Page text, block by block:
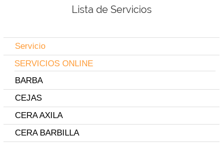
Lista de Servicios
Servicio
SERVICIOS ONLINE
BARBA
CEJAS
CERA AXILA
CERA BARBILLA